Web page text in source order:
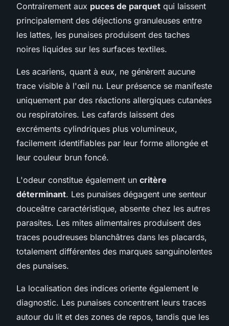
Contrairement aux puces de parquet qui laissent
principalement des déjections granuleuses entre
les lattes, les punaises produisent des taches
noires liquides sur les surfaces textiles.
Les acariens, quant à eux, ne génèrent aucune
trace visible à l'œil nu. Leur présence se manifeste
uniquement par des réactions allergiques cutanées
ou respiratoires. Les cafards laissent des
excréments cylindriques plus volumineux,
facilement identifiables par leur forme allongée et
leur couleur brun foncé.
L'odeur constitue également un critère
déterminant. Les punaises dégagent une senteur
douceâtre caractéristique, absente chez les autres
parasites. Les mites alimentaires produisent des
traces poudreuses blanchâtres dans les placards,
totalement différentes des marques sanguinolentes
des punaises.
La localisation des indices oriente également le
diagnostic. Les punaises concentrent leurs traces
autour du lit et des zones de repos, tandis que les